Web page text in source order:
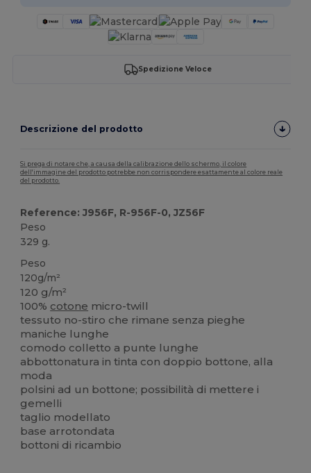
Spedizione Veloce
Descrizione del prodotto
Si prega di notare che, a causa della calibrazione dello schermo, il colore
dell'immagine del prodotto potrebbe non corrispondere esattamente al colore reale
del prodotto.
Reference: J956F, R-956F-0, JZ56F
Peso
329 g.
Peso
120g/m²
120 g/m²
100% cotone micro-twill
tessuto no-stiro che rimane senza pieghe
maniche lunghe
comodo colletto a punte lunghe
abbottonatura in tinta con doppio bottone, alla
moda
polsini ad un bottone; possibilità di mettere i
gemelli
taglio modellato
base arrotondata
bottoni di ricambio